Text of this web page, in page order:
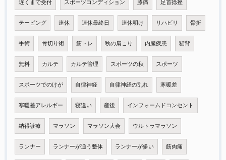
遅くまで受付 スポーツコンディション 膝痛 足首捻挫
テーピング 連休 連休最終日 連休明け リハビリ 骨折
手術 骨切り術 筋トレ 秋の肩こり 内臓疾患 猫背
無料 カルテ カルテ管理 スポーツの秋 スポーツ
スポーツでのけが 自律神経 自律神経の乱れ 寒暖差
寒暖差アレルギー 寝違い 産後 インフォームドコンセント
納得診療 マラソン マラソン大会 ウルトラマラソン
ランナー ランナーが通う整体 ランナーが多い 筋肉痛